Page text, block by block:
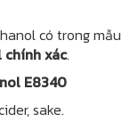
có trong mẫu
xác.
E8340
sake.